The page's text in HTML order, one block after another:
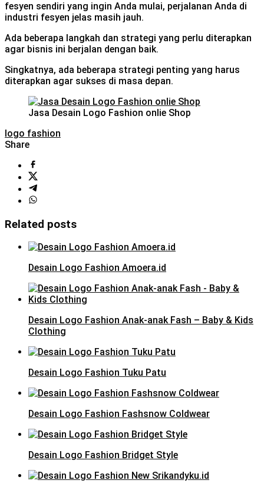
fesyen sendiri yang ingin Anda mulai, perjalanan Anda di
industri fesyen jelas masih jauh.
Ada beberapa langkah dan strategi yang perlu diterapkan
agar bisnis ini berjalan dengan baik.
Singkatnya, ada beberapa strategi penting yang harus
diterapkan agar sukses di masa depan.
Jasa Desain Logo Fashion onlie Shop
logo fashion
Share
Related posts
Desain Logo Fashion Amoera.id
Desain Logo Fashion Anak-anak Fash – Baby & Kids
Clothing
Desain Logo Fashion Tuku Patu
Desain Logo Fashion Fashsnow Coldwear
Desain Logo Fashion Bridget Style